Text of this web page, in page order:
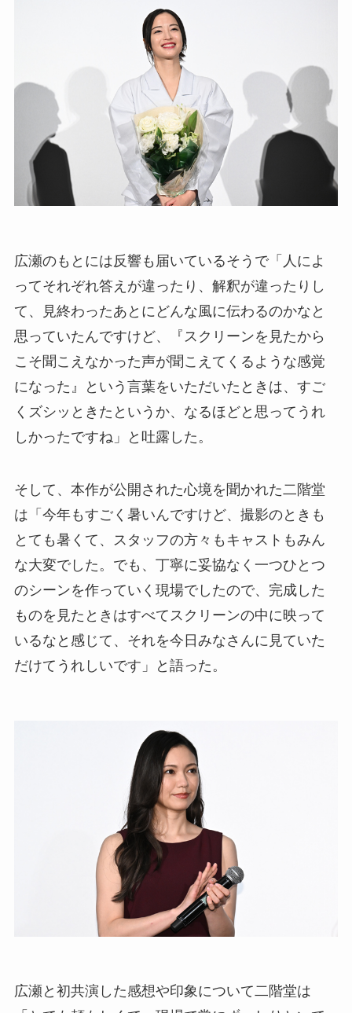
広瀬のもとには反響も届いているそうで「人によ
ってそれぞれ答えが違ったり、解釈が違ったりし
て、見終わったあとにどんな風に伝わるのかなと
思っていたんですけど、『スクリーンを見たから
こそ聞こえなかった声が聞こえてくるような感覚
になった』という言葉をいただいたときは、すご
くズシッときたというか、なるほどと思ってうれ
しかったですね」と吐露した。
そして、本作が公開された心境を聞かれた二階堂
は「今年もすごく暑いんですけど、撮影のときも
とても暑くて、スタッフの方々もキャストもみん
な大変でした。でも、丁寧に妥協なく一つひとつ
のシーンを作っていく現場でしたので、完成した
ものを見たときはすべてスクリーンの中に映って
いるなと感じて、それを今日みなさんに見ていた
だけてうれしいです」と語った。
広瀬と初共演した感想や印象について二階堂は